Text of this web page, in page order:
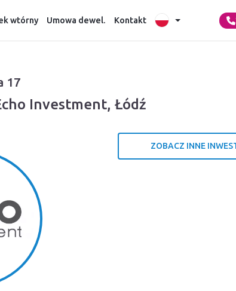
wtórny Umowa dewel. Kontakt
17
Investment, Łódź
ZOBACZ INNE